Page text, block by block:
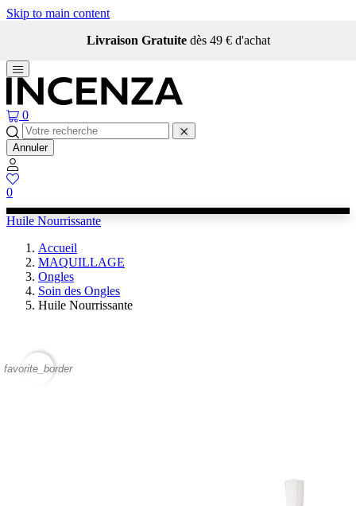
Skip to main content
Livraison Gratuite dès 49 € d'achat
0
Annuler
0
Huile Nourrissante
Accueil
MAQUILLAGE
Ongles
Soin des Ongles
Huile Nourrissante
favorite_border